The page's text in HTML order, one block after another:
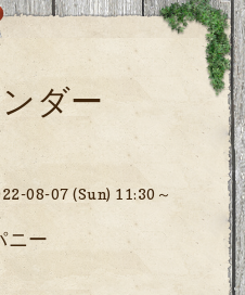
ダー
08-07 (Sun) 11:30～
ニー